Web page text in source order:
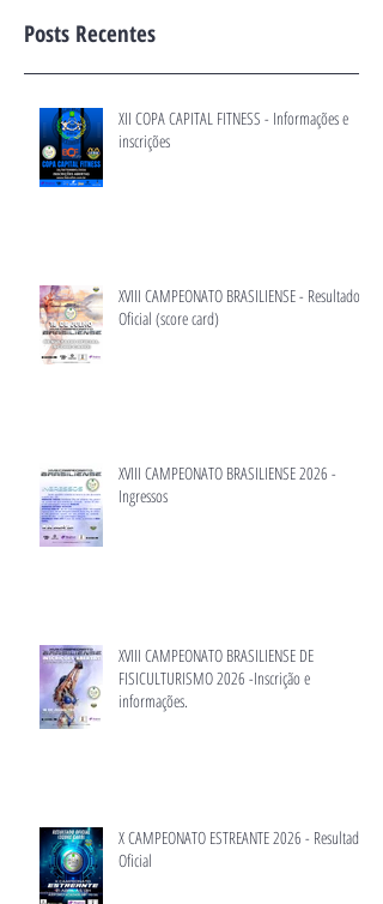
Posts Recentes
XII COPA CAPITAL FITNESS - Informações e
inscrições
XVIII CAMPEONATO BRASILIENSE - Resultado
Oficial (score card)
XVIII CAMPEONATO BRASILIENSE 2026 -
Ingressos
XVIII CAMPEONATO BRASILIENSE DE
FISICULTURISMO 2026 -Inscrição e
informações.
X CAMPEONATO ESTREANTE 2026 - Resultado
Oficial